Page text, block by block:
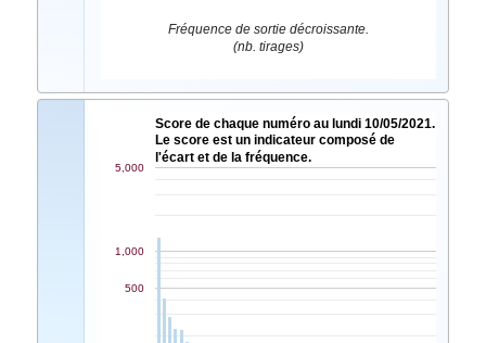
Fréquence de sortie décroissante.
(nb. tirages)
Score de chaque numéro au lundi 10/05/2021.
Le score est un indicateur composé de
l'écart et de la fréquence.
500
1,000
5,000